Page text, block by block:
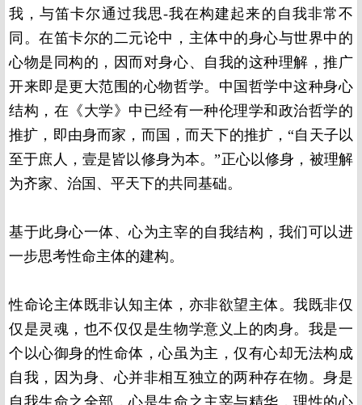
我，与笛卡尔通过我思-我在构建起来的自我非常不
同。在笛卡尔的二元论中，主体中的身心与世界中的
心物是同构的，因而对身心、自我的这种理解，推广
开来即是更大范围的心物哲学。中国哲学中这种身心
结构，在《大学》中已经有一种伦理学和政治哲学的
推扩，即由身而家，而国，而天下的推扩，“自天子以
至于庶人，壹是皆以修身为本。”正心以修身，被理解
为齐家、治国、平天下的共同基础。
基于此身心一体、心为主宰的自我结构，我们可以进
一步思考性命主体的建构。
性命论主体既非认知主体，亦非欲望主体。我既非仅
仅是灵魂，也不仅仅是生物学意义上的肉身。我是一
个以心御身的性命体，心虽为主，仅有心却无法构成
自我，因为身、心并非相互独立的两种存在物。身是
自我生命之全部，心是生命之主宰与精华，理性的心